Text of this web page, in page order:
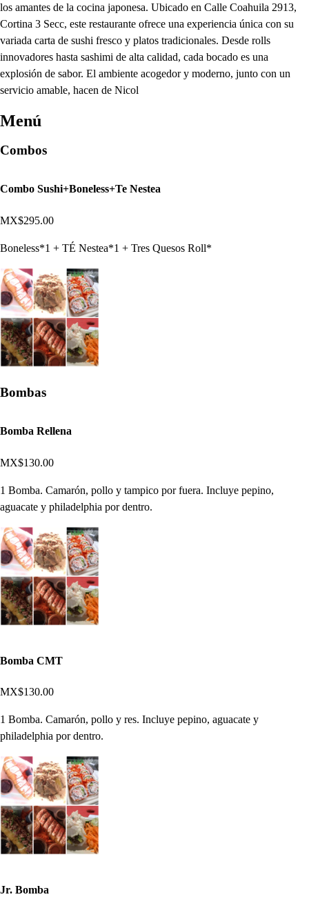
los amantes de la cocina japonesa. Ubicado en Calle Coahuila 2913,
Cortina 3 Secc, este restaurante ofrece una experiencia única con su
variada carta de sushi fresco y platos tradicionales. Desde rolls
innovadores hasta sashimi de alta calidad, cada bocado es una
explosión de sabor. El ambiente acogedor y moderno, junto con un
servicio amable, hacen de Nicol
Menú
Combos
Combo Sushi+Boneless+Te Nestea
MX$295.00
Boneless*1 + TÉ Nestea*1 + Tres Quesos Roll*
Bombas
Bomba Rellena
MX$130.00
1 Bomba. Camarón, pollo y tampico por fuera. Incluye pepino,
aguacate y philadelphia por dentro.
Bomba CMT
MX$130.00
1 Bomba. Camarón, pollo y res. Incluye pepino, aguacate y
philadelphia por dentro.
Jr. Bomba